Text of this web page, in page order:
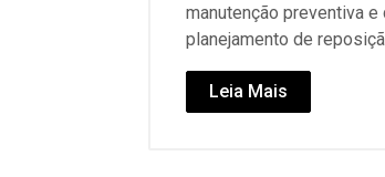
manutenção preventiva e
planejamento de
Leia Mais